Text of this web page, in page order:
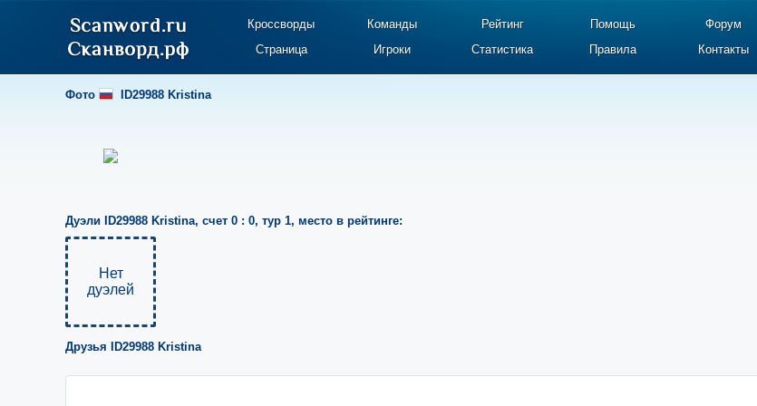
Кроссворды Команды Рейтинг Помощь
Форум
Страница
Игроки Статистика Правила Контакты
Фото ID29988 Kristina
Дуэли ID29988 Kristina, счет 0 : 0, тур 1, место в рейтинге:
Нет
дуэлей
Друзья ID29988 Kristina